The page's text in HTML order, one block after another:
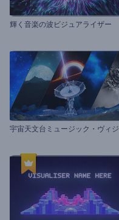
輝く音楽の波ビジュアライザー